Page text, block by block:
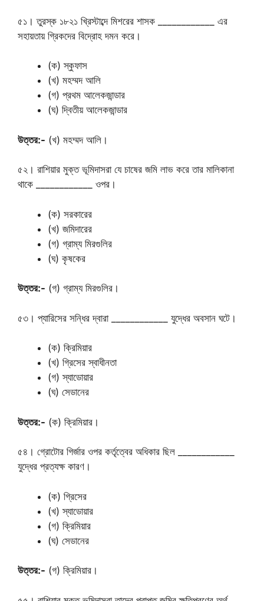
৫১। তুরস্ক ১৮২১ খ্রিস্টাব্দে মিশরের শাসক ____________ এর
সহায়তায় গ্রিকদের বিদ্রোহ দমন করে।
(ক) স্কুফাস
(খ) মহম্মদ আলি
(গ) প্রথম আলেকজান্ডার
(ঘ) দ্বিতীয় আলেকজান্ডার
উত্তর:- (খ) মহম্মদ আলি।
৫২। রাশিয়ার মুক্ত ভূমিদাসরা যে চাষের জমি লাভ করে তার মালিকানা
থাকে ____________ ওপর।
(ক) সরকারের
(খ) জমিদারের
(গ) গ্রাম্য মিরগুলির
(ঘ) কৃষকের
উত্তর:- (গ) গ্রাম্য মিরগুলির।
৫৩। প্যারিসের সন্ধির দ্বারা ____________ যুদ্ধের অবসান ঘটে।
(ক) ক্রিমিয়ার
(খ) গ্রিসের স্বাধীনতা
(গ) স্যাডোয়ার
(ঘ) সেডানের
উত্তর:- (ক) ক্রিমিয়ার।
৫৪। গ্রোটোর গির্জার ওপর কর্তৃত্বের অধিকার ছিল ____________
যুদ্ধের প্রত্যক্ষ কারণ।
(ক) গ্রিসের
(খ) স্যাডোয়ার
(গ) ক্রিমিয়ার
(ঘ) সেডানের
উত্তর:- (গ) ক্রিমিয়ার।